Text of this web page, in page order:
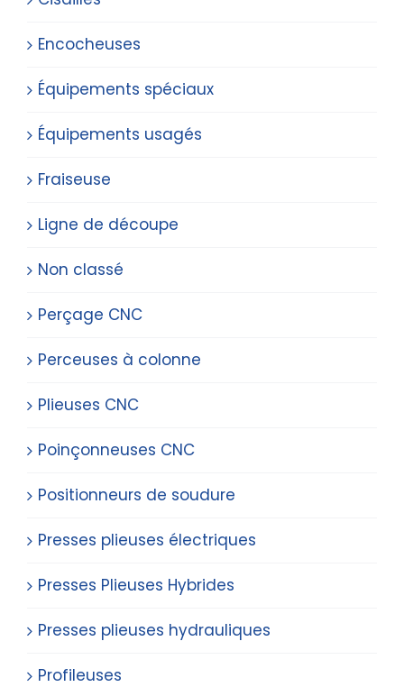
Encocheuses
Équipements spéciaux
Équipements usagés
Fraiseuse
Ligne de découpe
Non classé
Perçage CNC
Perceuses à colonne
Plieuses CNC
Poinçonneuses CNC
Positionneurs de soudure
Presses plieuses électriques
Presses Plieuses Hybrides
Presses plieuses hydrauliques
Profileuses